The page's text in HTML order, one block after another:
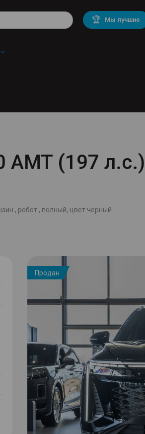
🏆 Мы лучшие
Mitsubishi BMW
Chevrolet Volvo
AMT (197 л.с.)
, робот , полный, цвет черный
Продан